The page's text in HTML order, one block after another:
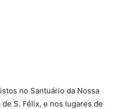
no Santuário da Nossa
S. Félix, e nos lugares de